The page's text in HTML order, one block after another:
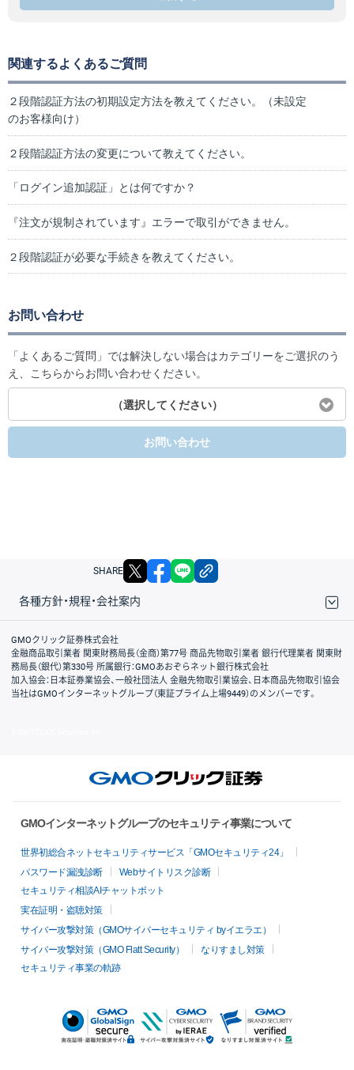
関連するよくあるご質問
２段階認証方法の初期設定方法を教えてください。（未設定
のお客様向け）
２段階認証方法の変更について教えてください。
「ログイン追加認証」とは何ですか？
『注文が規制されています』エラーで取引ができません。
２段階認証が必要な手続きを教えてください。
お問い合わせ
「よくあるご質問」では解決しない場合はカテゴリーをご選択のう
え、こちらからお問い合わせください。
（選択してください）
お問い合わせ
SHARE X facebook
各種方針・規程・会社案内
取引規程・約款
サイトマップ
その他のご案内
個人情報保護方針
最良執行方針
サイトのご利用について
ディスクレイマー
信託保全
リスク説明
会社案内
GMOクリック証券株式会社
金融商品取引業者 関東財務局長（金商）第77号 商品先物取引業者 銀行代理業者 関東財
務局長（銀代）第330号 所属銀行：GMOあおぞらネット銀行株式会社
加入協会：日本証券業協会、一般社団法人 金融先物取引業協会、日本商品先物取引協会
当社はGMOインターネットグループ（東証プライム上場9449）のメンバーです。
GMOインターネットグループのセキュリティ事業について
世界初総合ネットセキュリティサービス「GMOセキュリティ24」
パスワード漏洩診断
Webサイトリスク診断
セキュリティ相談AIチャットボット
実在証明・盗聴対策
サイバー攻撃対策（GMOサイバーセキュリティ byイエラエ）
サイバー攻撃対策（GMO Flatt Security）
なりすまし対策
セキュリティ事業の軌跡